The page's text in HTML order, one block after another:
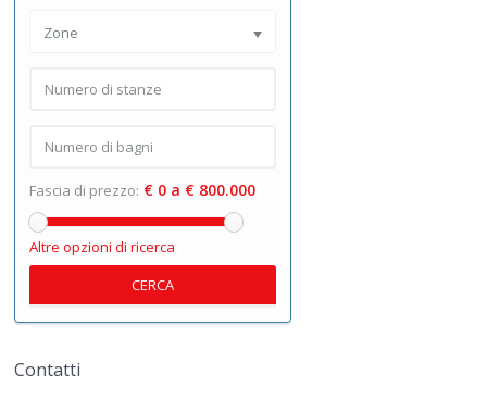
Zone
Fascia di prezzo: € 0 a € 800.000
Altre opzioni di ricerca
CERCA
Contatti